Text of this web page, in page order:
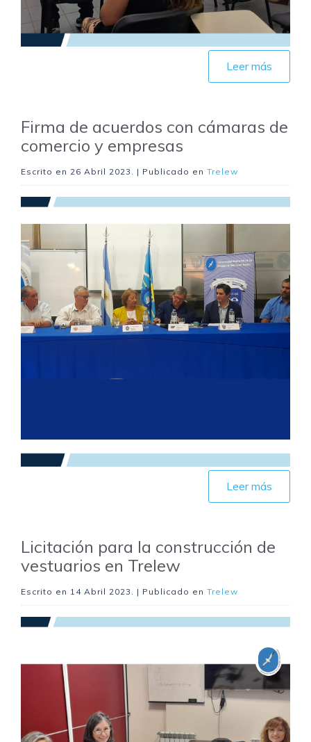
Leer más
Firma de acuerdos con cámaras de
comercio y empresas
Escrito en 26 Abril 2023 . | Publicado en Trelew
Leer más
Licitación para la construcción de
vestuarios en Trelew
Escrito en 14 Abril 2023 . | Publicado en Trelew